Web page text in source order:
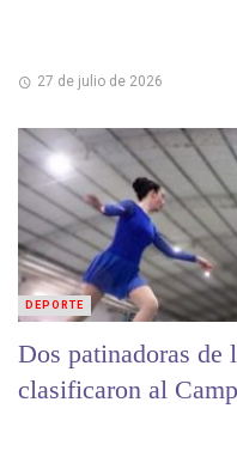
27 de julio de 2026
Dos patinadoras de
clasificaron al
DEPORTE